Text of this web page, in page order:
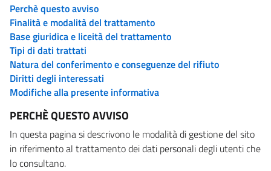
Perchè questo avviso
Finalità e modalità del trattamento
Base giuridica e liceità del trattamento
Tipi di dati trattati
Natura del conferimento e conseguenze del rifiuto
Diritti degli interessati
Modifiche alla presente informativa
PERCHÈ QUESTO AVVISO
In questa pagina si descrivono le modalità di gestione del sito
in riferimento al trattamento dei dati personali degli utenti che
lo consultano.